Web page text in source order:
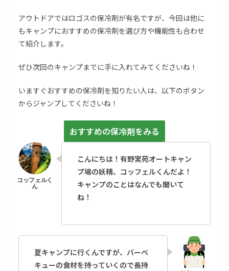
アウトドアではロゴスの保冷剤が有名ですが、今回は他に
もキャンプにおすすめの保冷剤を選び方や機能性も合わせ
て紹介します。
ぜひ次回のキャンプまでに手に入れてみてくださいね！
いますぐおすすめの保冷剤を知りたい人は、以下のボタン
からジャンプしてくださいね！
おすすめの保冷剤をみる
こんにちは！有野実苑オートキャン
プ場の妖精、コッフェルくんだよ！
キャンプのことはなんでも聞いて
ね！
夏キャンプに行くんですが、バーベ
キューの食材を持っていくので長持